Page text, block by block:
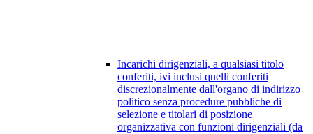
Incarichi dirigenziali, a qualsiasi titolo
conferiti, ivi inclusi quelli conferiti
discrezionalmente dall'organo di indirizzo
politico senza procedure pubbliche di
selezione e titolari di posizione
organizzativa con funzioni dirigenziali (da